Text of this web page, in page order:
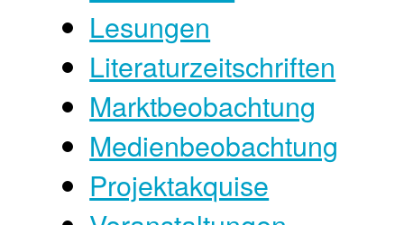
Lesungen
Literaturzeitschriften
Marktbeobachtung
Medienbeobachtung
Projektakquise